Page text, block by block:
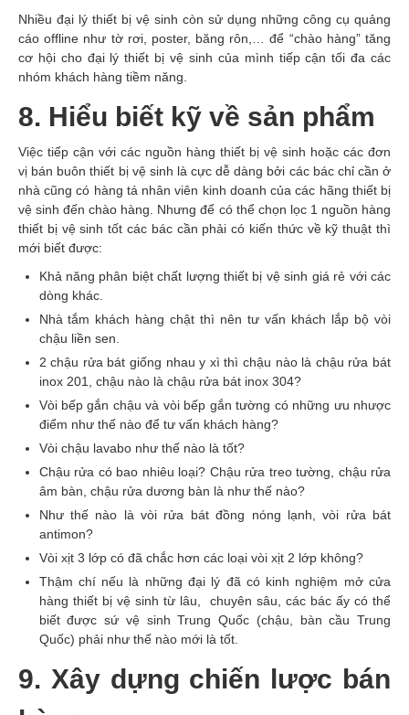
Nhiều đại lý thiết bị vệ sinh còn sử dụng những công cụ quảng
cáo offline như tờ rơi, poster, băng rôn,… để “chào hàng” tăng
cơ hội cho đại lý thiết bị vệ sinh của mình tiếp cận tối đa các
nhóm khách hàng tiềm năng.
8. Hiểu biết kỹ về sản phẩm
Việc tiếp cận với các nguồn hàng thiết bị vệ sinh hoặc các đơn
vị bán buôn thiết bị vệ sinh là cực dễ dàng bởi các bác chỉ cần ở
nhà cũng có hàng tá nhân viên kinh doanh của các hãng thiết bị
vệ sinh đến chào hàng. Nhưng để có thể chọn lọc 1 nguồn hàng
thiết bị vệ sinh tốt các bác cần phải có kiến thức về kỹ thuật thì
mới biết được:
Khả năng phân biệt chất lượng thiết bị vệ sinh giá rẻ với các
dòng khác.
Nhà tắm khách hàng chật thì nên tư vấn khách lắp bộ vòi
chậu liền sen.
2 chậu rửa bát giống nhau y xì thì chậu nào là chậu rửa bát
inox 201, chậu nào là chậu rửa bát inox 304?
Vòi bếp gắn chậu và vòi bếp gắn tường có những ưu nhược
điểm như thế nào để tư vấn khách hàng?
Vòi chậu lavabo như thế nào là tốt?
Chậu rửa có bao nhiêu loại? Chậu rửa treo tường, chậu rửa
âm bàn, chậu rửa dương bàn là như thế nào?
Như thế nào là vòi rửa bát đồng nóng lạnh, vòi rửa bát
antimon?
Vòi xịt 3 lớp có đã chắc hơn các loại vòi xịt 2 lớp không?
Thậm chí nếu là những đại lý đã có kinh nghiệm mở cửa
hàng thiết bị vệ sinh từ lâu, chuyên sâu, các bác ấy có thể
biết được sứ vệ sinh Trung Quốc (chậu, bàn cầu Trung
Quốc) phải như thế nào mới là tốt.
9. Xây dựng chiến lược bán